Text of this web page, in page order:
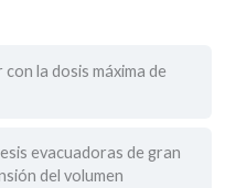
la dosis máxima de
evacuadoras de gran
del volumen